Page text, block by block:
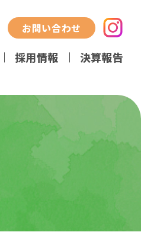
お問い合わせ
採用情報 決算報告